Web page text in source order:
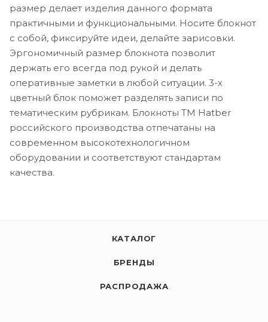
размер делает изделия данного формата
практичными и функциональными. Носите блокнот
с собой, фиксируйте идеи, делайте зарисовки.
Эргономичный размер блокнота позволит
держать его всегда под рукой и делать
оперативные заметки в любой ситуации. 3-х
цветный блок поможет разделять записи по
тематическим рубрикам. Блокноты ТМ Hatber
российского производства отпечатаны на
современном высокотехнологичном
оборудовании и соответствуют стандартам
качества.
КАТАЛОГ
БРЕНДЫ
РАСПРОДАЖА